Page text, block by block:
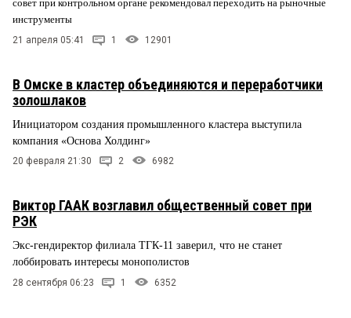
совет при контрольном органе рекомендовал переходить на рыночные
инструменты
21 апреля 05:41 1 12901
В Омске в кластер объединяются и переработчики
золошлаков
Инициатором создания промышленного кластера выступила
компания «Основа Холдинг»
20 февраля 21:30 2 6982
Виктор ГААК возглавил общественный совет при
РЭК
Экс-гендиректор филиала ТГК-11 заверил, что не станет
лоббировать интересы монополистов
28 сентября 06:23 1 6352